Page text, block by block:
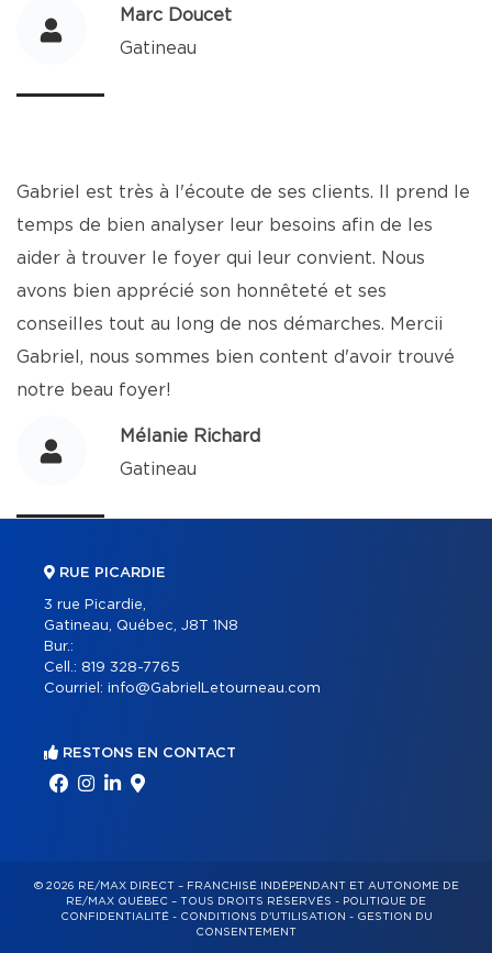
Marc Doucet
Gatineau
Gabriel est très à l'écoute de ses clients. Il prend le
temps de bien analyser leur besoins afin de les
aider à trouver le foyer qui leur convient. Nous
avons bien apprécié son honnêteté et ses
conseilles tout au long de nos démarches. Mercii
Gabriel, nous sommes bien content d'avoir trouvé
notre beau foyer!
Mélanie Richard
Gatineau
RUE PICARDIE
3 rue Picardie,
Gatineau, Québec, J8T 1N8
Bur.:
Cell.: 819 328-7765
Courriel: info@GabrielLetourneau.com
RESTONS EN CONTACT
© 2026 RE/MAX DIRECT – FRANCHISÉ INDÉPENDANT ET AUTONOME DE
RE/MAX QUÉBEC – TOUS DROITS RÉSERVÉS - POLITIQUE DE
CONFIDENTIALITÉ- CONDITIONS D'UTILISATION - GESTION DU
CONSENTEMENT